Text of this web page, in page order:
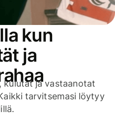
kun
ja
kulutat ja vastaanotat
tarvitsemasi löytyy